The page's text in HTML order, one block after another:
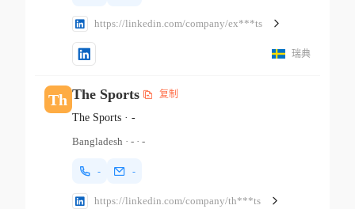
https://linkedin.com/company/ex***ts
瑞典
Th The Sports 复制
The Sports· -
Bangladesh · -· -
- -
https://linkedin.com/company/th***ts